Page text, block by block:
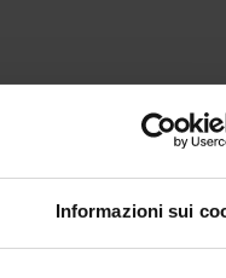
Informazioni sui